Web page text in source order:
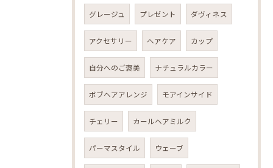
グレージュ プレゼント ダヴィネス
アクセサリー ヘアケア カップ
自分へのご褒美 ナチュラルカラー
ボブヘアアレンジ モアインサイド
チェリー カールヘアミルク
パーマスタイル ウェーブ